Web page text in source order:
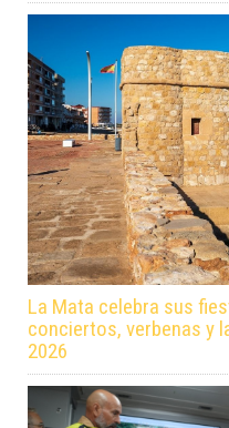
La Mata celebra sus
conciertos, verbenas y
2026